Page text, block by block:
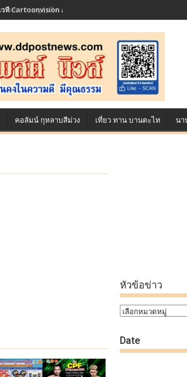
ผย 10 เมนูสุดฮิต ตลอดเส้นทางการแข่งขัน True AF 2026 :
คอลัมน์ กุหลาบสีม่วง เที่ยว ทาน บานตะไท นา
หัวข้อข่าว
หัวข้อ
Date